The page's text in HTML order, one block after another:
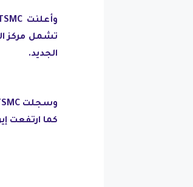
الجديد.
كما ارتفعت إيراداتها للربع